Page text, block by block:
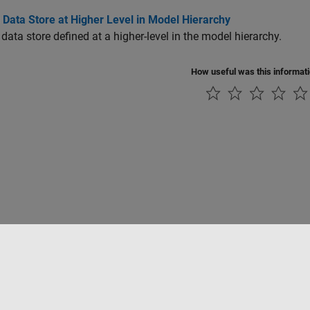
Data Store at Higher Level in Model Hierarchy
store defined at a higher-level in the model hierarchy.
How useful was this